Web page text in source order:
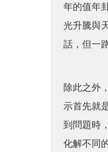
年的值年
光升騰與
話，但一
除此之外
示首先就
到問題時
化解不同